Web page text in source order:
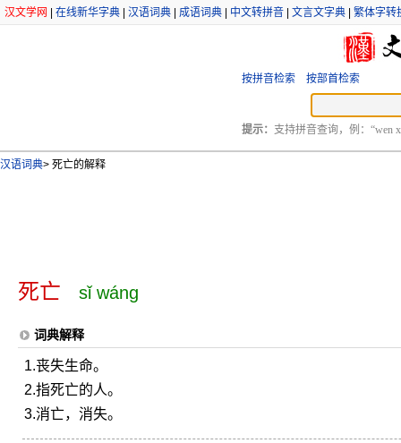
汉文学网 在线新华字典 汉语词典 成语词典 中文转拼音 文言文字典 繁体字转
按拼音检索 按部首检索
提示： 支持拼音查询，例：“wen
汉语词典> 死亡的解释
死亡 sǐ wáng
词典解释
1.丧失生命。
2.指死亡的人。
3.消亡，消失。